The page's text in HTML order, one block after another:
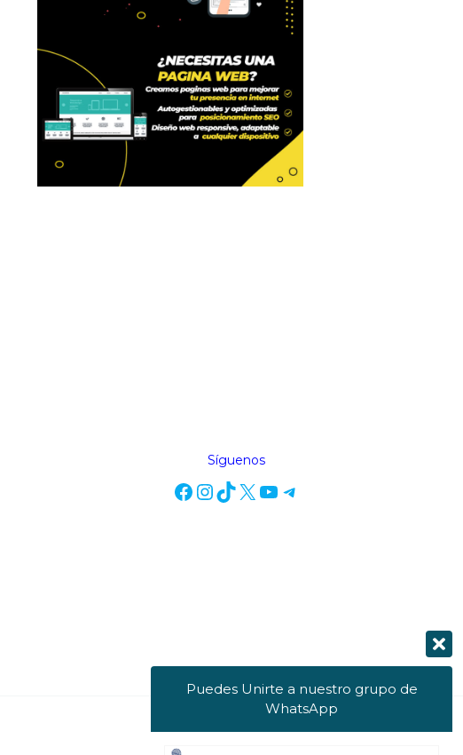
Síguenos
Puedes Unirte a nuestro grupo de
WhatsApp